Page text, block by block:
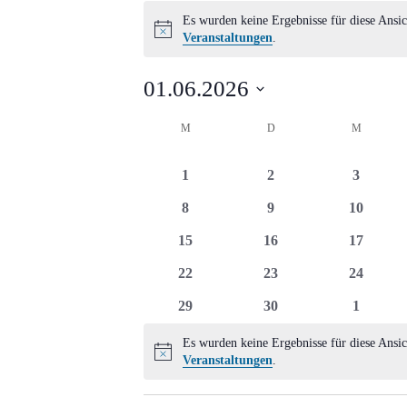
Hinweis
Es wurden keine Ergebnisse für diese
Veranstaltungen.
01.06.2026
Kalender
von
Veranstaltungen
M DDIENSTAG M
0
1
0
2
0
3
0
8
0
9
0
10
0
15
0
16
0
17
0
22
0
23
0
24
0
29
0
30
0
1
Hinweis
Es wurden keine Ergebnisse für diese
Veranstaltungen.